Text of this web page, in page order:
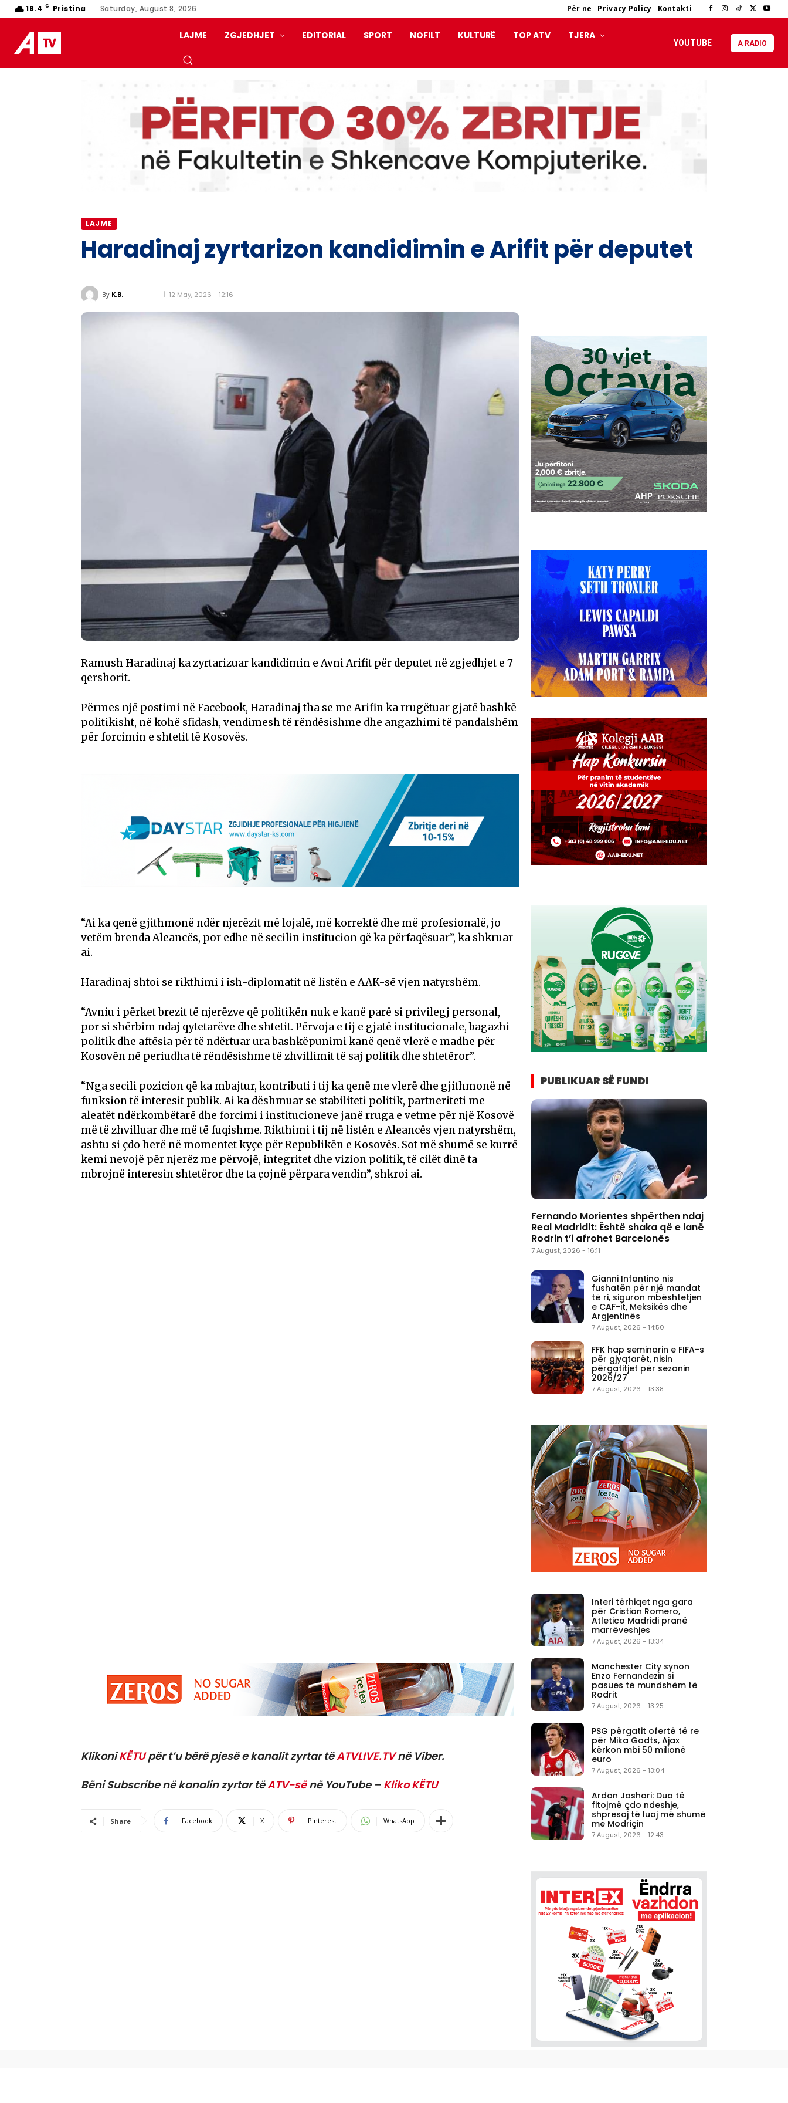
18.4 C Pristina Saturday, August 8, 2026 Për ne Privacy Policy Kontakti
LAJME ZGJEDHJET EDITORIAL SPORT NOFILT KULTURË TOP ATV TJERA
YOUTUBE A RADIO
LAJME
Haradinaj zyrtarizon kandidimin e Arifit për deputet
By K.B. 12 May, 2026 - 12:16
Ramush Haradinaj ka zyrtarizuar kandidimin e Avni Arifit për deputet në zgjedhjet e 7
qershorit.
Përmes një postimi në Facebook, Haradinaj tha se me Arifin ka rrugëtuar gjatë bashkë
politikisht, në kohë sfidash, vendimesh të rëndësishme dhe angazhimi të pandalshëm
për forcimin e shtetit të Kosovës.
“Ai ka qenë gjithmonë ndër njerëzit më lojalë, më korrektë dhe më profesionalë, jo
vetëm brenda Aleancës, por edhe në secilin institucion që ka përfaqësuar”, ka shkruar
ai.
Haradinaj shtoi se rikthimi i ish-diplomatit në listën e AAK-së vjen natyrshëm.
“Avniu i përket brezit të njerëzve që politikën nuk e kanë parë si privilegj personal,
por si shërbim ndaj qytetarëve dhe shtetit. Përvoja e tij e gjatë institucionale, bagazhi
politik dhe aftësia për të ndërtuar ura bashkëpunimi kanë qenë vlerë e madhe për
Kosovën në periudha të rëndësishme të zhvillimit të saj politik dhe shtetëror”.
“Nga secili pozicion që ka mbajtur, kontributi i tij ka qenë me vlerë dhe gjithmonë në
funksion të interesit publik. Ai ka dëshmuar se stabiliteti politik, partneriteti me
aleatët ndërkombëtarë dhe forcimi i institucioneve janë rruga e vetme për një Kosovë
më të zhvilluar dhe më të fuqishme. Rikthimi i tij në listën e Aleancës vjen natyrshëm,
ashtu si çdo herë në momentet kyçe për Republikën e Kosovës. Sot më shumë se kurrë
kemi nevojë për njerëz me përvojë, integritet dhe vizion politik, të cilët dinë ta
mbrojnë interesin shtetëror dhe ta çojnë përpara vendin”, shkroi ai.
KlikoniKËTUpër t’u bërë pjesë e kanalit zyrtar tëATVLIVE.TVnë Viber.
Bëni Subscribe në kanalin zyrtar tëATV-sënë YouTube – Kliko KËTU
Share Facebook X Pinterest WhatsApp
PUBLIKUAR SË FUNDI
Fernando Morientes shpërthen ndaj
Real Madridit: Është shaka që e lanë
Rodrin t’i afrohet Barcelonës
7 August, 2026 - 16:11
Gianni Infantino nis
fushatën për një mandat
të ri, siguron mbështetjen
e CAF-it, Meksikës dhe
Argjentinës
7 August, 2026 - 14:50
FFK hap seminarin e FIFA-s
për gjyqtarët, nisin
përgatitjet për sezonin
2026/27
7 August, 2026 - 13:38
Interi tërhiqet nga gara
për Cristian Romero,
Atletico Madridi pranë
marrëveshjes
7 August, 2026 - 13:34
Manchester City synon
Enzo Fernandezin si
pasues të mundshëm të
Rodrit
7 August, 2026 - 13:25
PSG përgatit ofertë të re
për Mika Godts, Ajax
kërkon mbi 50 milionë
euro
7 August, 2026 - 13:04
Ardon Jashari: Dua të
fitojmë çdo ndeshje,
shpresoj të luaj më shumë
me Modriçin
7 August, 2026 - 12:43